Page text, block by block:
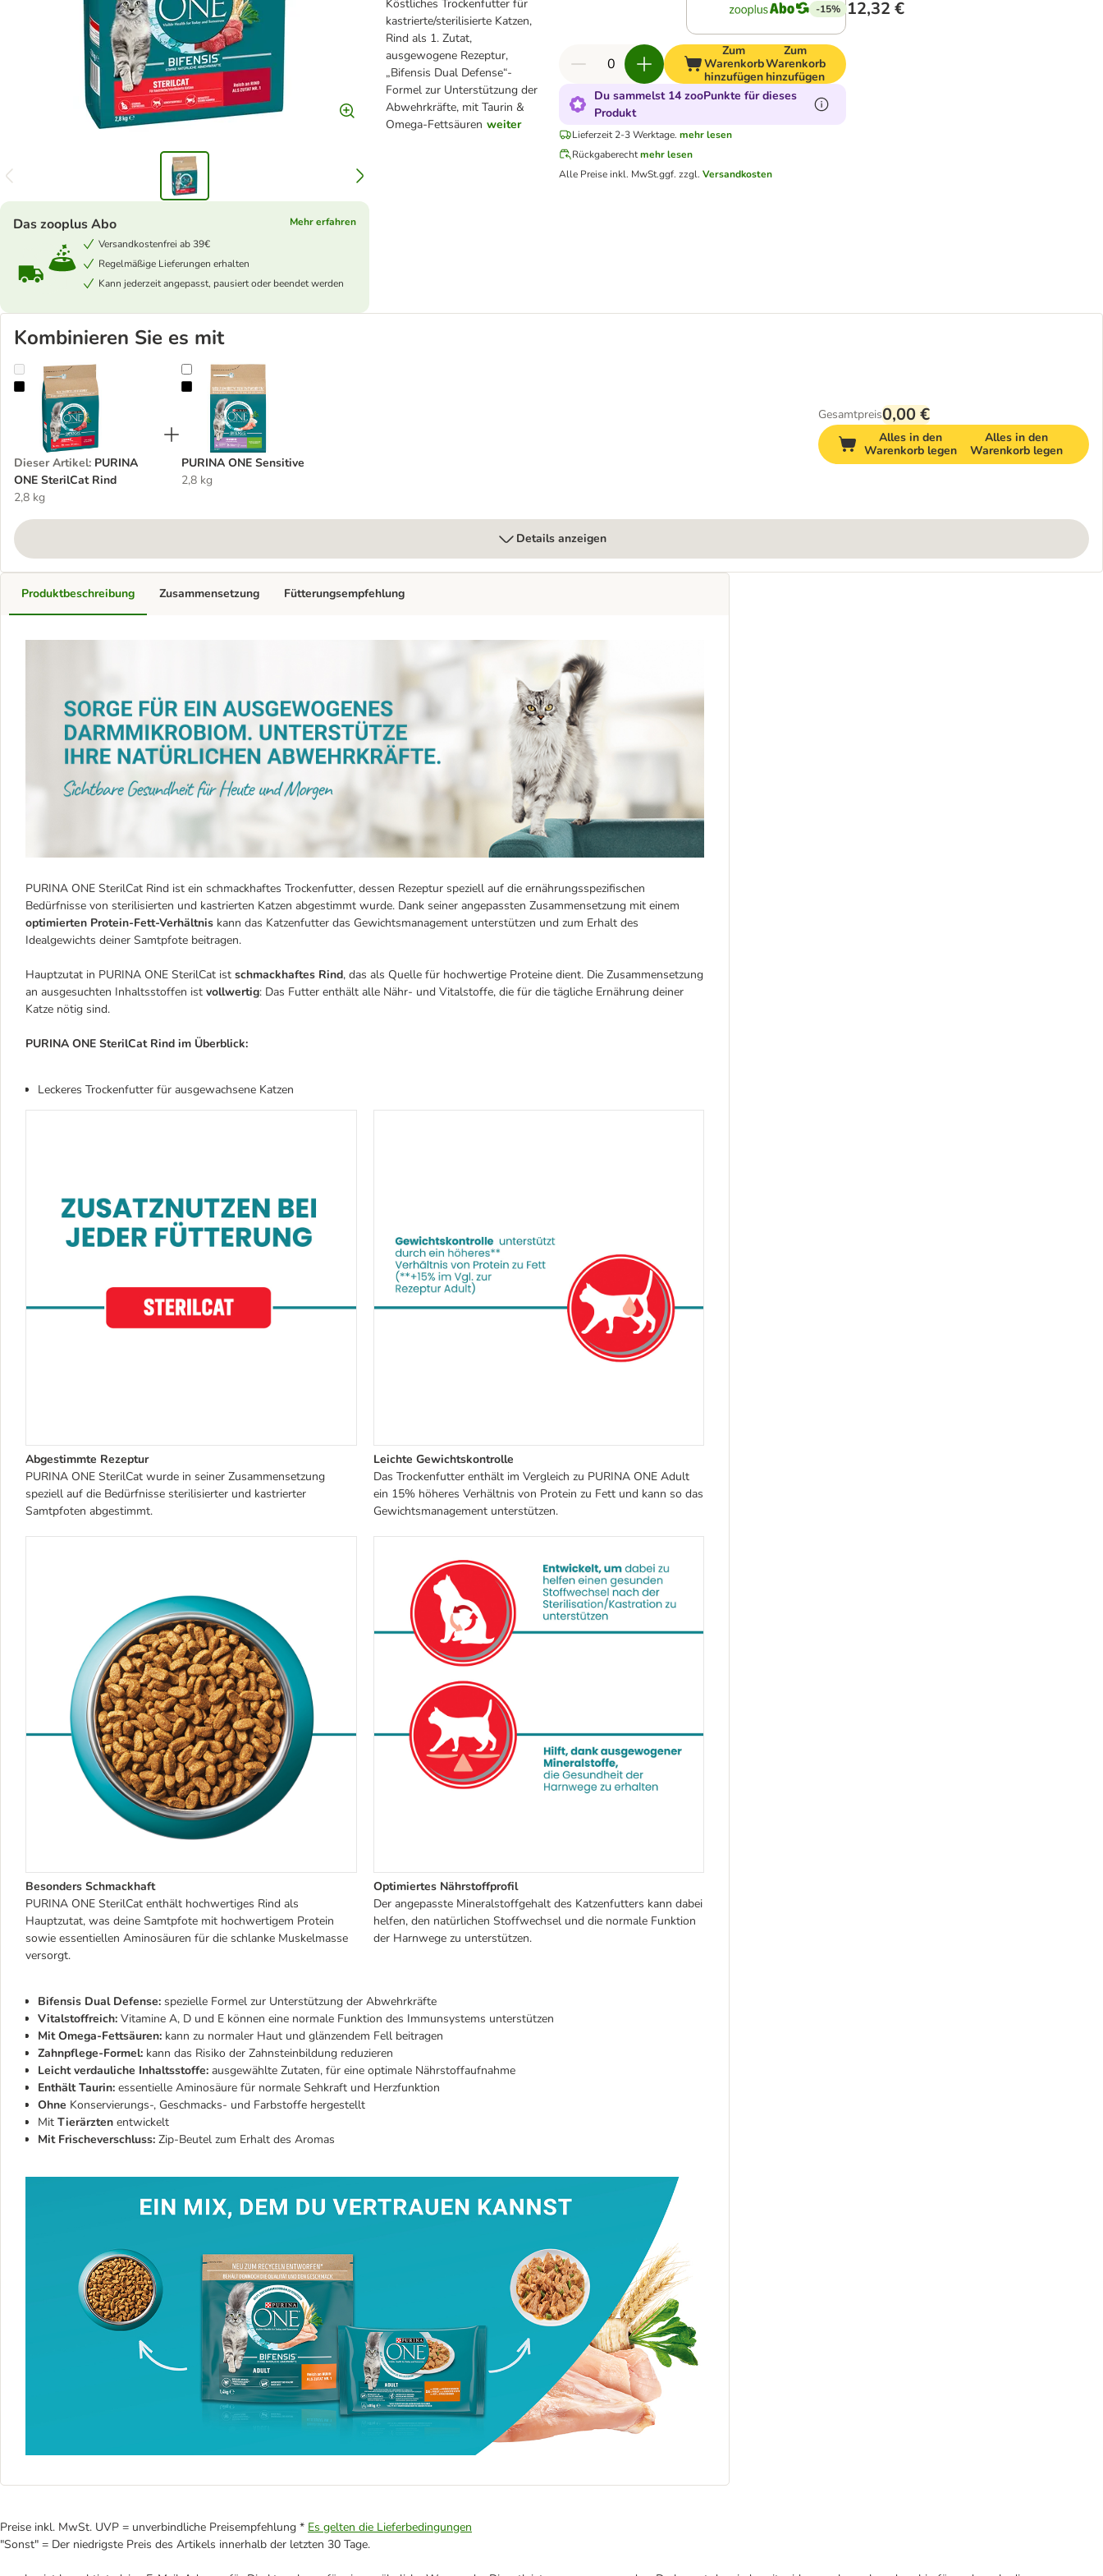
Köstliches Trockenfutter für
kastrierte/sterilisierte Katzen,
Rind als 1. Zutat,
ausgewogene Rezeptur,
„Bifensis Dual Defense“-
Formel zur Unterstützung der
Abwehrkräfte, mit Taurin &
Omega-Fettsäuren weiter
Das zooplus Abo
Mehr erfahren
Versandkostenfrei ab 39€
Regelmäßige Lieferungen erhalten
Kann jederzeit angepasst, pausiert oder beendet werden
-15% 12,32 €
Zum
Warenkorb
hinzufügen
Zum
Warenkorb
hinzufügen
Du sammelst 14 zooPunkte für dieses
Produkt
Lieferzeit 2-3 Werktage. mehr lesen
Rückgaberecht mehr lesen
Alle Preise inkl. MwSt.ggf. zzgl. Versandkosten
Kombinieren Sie es mit
PURINA ONE SterilCat Rind
Dieser Artikel: PURINA
ONE SterilCat Rind
2,8 kg
PURINA ONE Sensitive
PURINA ONE Sensitive
2,8 kg
Gesamtpreis0,00 €
Alles in den
Warenkorb legen
Alles in den
Warenkorb legen
Details anzeigen
Produktbeschreibung
PURINA ONE SterilCat Rind ist ein schmackhaftes Trockenfutter, dessen Rezeptur speziell auf die ernährungsspezifischen
Bedürfnisse von sterilisierten und kastrierten Katzen abgestimmt wurde. Dank seiner angepassten Zusammensetzung mit einem
optimierten Protein-Fett-Verhältnis kann das Katzenfutter das Gewichtsmanagement unterstützen und zum Erhalt des
Idealgewichts deiner Samtpfote beitragen.
Hauptzutat in PURINA ONE SterilCat ist schmackhaftes Rind, das als Quelle für hochwertige Proteine dient. Die Zusammensetzung
an ausgesuchten Inhaltsstoffen ist vollwertig: Das Futter enthält alle Nähr- und Vitalstoffe, die für die tägliche Ernährung deiner
Katze nötig sind.
PURINA ONE SterilCat Rind im Überblick:
Leckeres Trockenfutter für ausgewachsene Katzen
Abgestimmte Rezeptur
PURINA ONE SterilCat wurde in seiner Zusammensetzung
speziell auf die Bedürfnisse sterilisierter und kastrierter
Samtpfoten abgestimmt.
Leichte Gewichtskontrolle
Das Trockenfutter enthält im Vergleich zu PURINA ONE Adult
ein 15% höheres Verhältnis von Protein zu Fett und kann so das
Gewichtsmanagement unterstützen.
Besonders Schmackhaft
PURINA ONE SterilCat enthält hochwertiges Rind als
Hauptzutat, was deine Samtpfote mit hochwertigem Protein
sowie essentiellen Aminosäuren für die schlanke Muskelmasse
versorgt.
Optimiertes Nährstoffprofil
Der angepasste Mineralstoffgehalt des Katzenfutters kann dabei
helfen, den natürlichen Stoffwechsel und die normale Funktion
der Harnwege zu unterstützen.
Bifensis Dual Defense: spezielle Formel zur Unterstützung der Abwehrkräfte
Vitalstoffreich: Vitamine A, D und E können eine normale Funktion des Immunsystems unterstützen
Mit Omega-Fettsäuren: kann zu normaler Haut und glänzendem Fell beitragen
Zahnpflege-Formel: kann das Risiko der Zahnsteinbildung reduzieren
Leicht verdauliche Inhaltsstoffe: ausgewählte Zutaten, für eine optimale Nährstoffaufnahme
Enthält Taurin: essentielle Aminosäure für normale Sehkraft und Herzfunktion
Ohne Konservierungs-, Geschmacks- und Farbstoffe hergestellt
Mit Tierärzten entwickelt
Mit Frischeverschluss: Zip-Beutel zum Erhalt des Aromas
Zusammensetzung Fütterungsempfehlung
Preise inkl. MwSt. UVP = unverbindliche Preisempfehlung * Es gelten die Lieferbedingungen
"Sonst" = Der niedrigste Preis des Artikels innerhalb der letzten 30 Tage.